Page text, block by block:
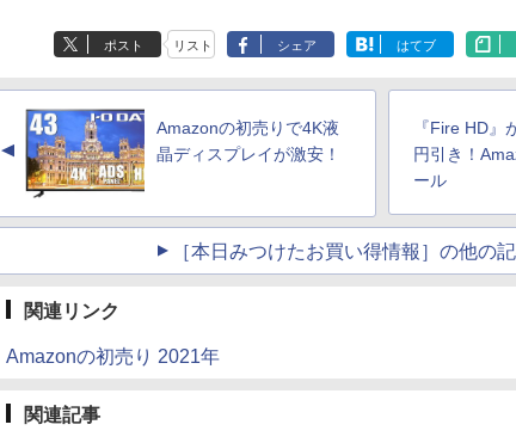
ポスト リスト シェア はてブ
▲
Amazonの初売りで4K液
晶ディスプレイが激安！
『Fire HD』
円引き！
ール
［本日みつけたお買い得情報］の他の
関連リンク
Amazonの初売り 2021年
関連記事